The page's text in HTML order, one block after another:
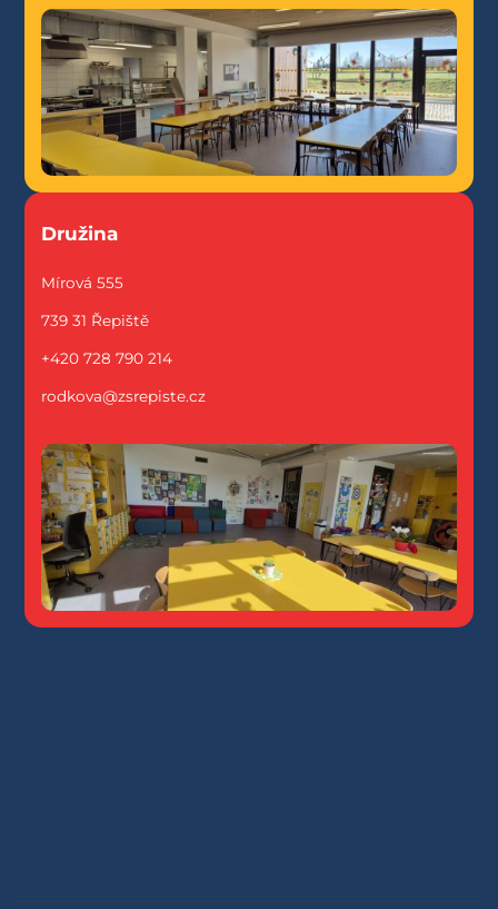
Družina
Mírová 555
739 31 Řepiště
+420 728 790 214
rodkova@zsrepiste.cz